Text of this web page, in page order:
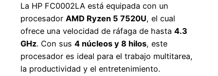
La HP FC0002LA está equipada con un
procesador AMD Ryzen 5 7520U, el cual
ofrece una velocidad de ráfaga de hasta 4.3
GHz. Con sus 4 núcleos y 8 hilos, este
procesador es ideal para el trabajo multitarea,
la productividad y el entretenimiento.